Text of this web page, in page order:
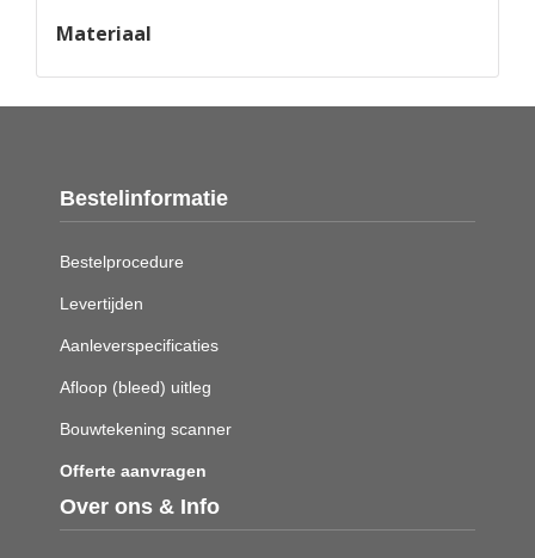
Materiaal
Bestelinformatie
Bestelprocedure
Levertijden
Aanleverspecificaties
Afloop (bleed) uitleg
Bouwtekening scanner
Offerte aanvragen
Over ons & Info